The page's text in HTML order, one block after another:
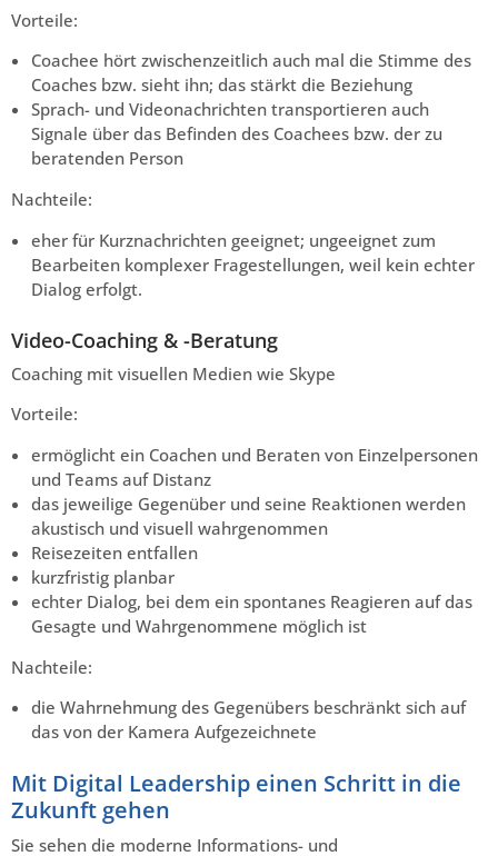
Vorteile:
Coachee hört zwischenzeitlich auch mal die Stimme des
Coaches bzw. sieht ihn; das stärkt die Beziehung
Sprach- und Videonachrichten transportieren auch
Signale über das Befinden des Coachees bzw. der zu
beratenden Person
Nachteile:
eher für Kurznachrichten geeignet; ungeeignet zum
Bearbeiten komplexer Fragestellungen, weil kein echter
Dialog erfolgt.
Video-Coaching & -Beratung
Coaching mit visuellen Medien wie Skype
Vorteile:
ermöglicht ein Coachen und Beraten von Einzelpersonen
und Teams auf Distanz
das jeweilige Gegenüber und seine Reaktionen werden
akustisch und visuell wahrgenommen
Reisezeiten entfallen
kurzfristig planbar
echter Dialog, bei dem ein spontanes Reagieren auf das
Gesagte und Wahrgenommene möglich ist
Nachteile:
die Wahrnehmung des Gegenübers beschränkt sich auf
das von der Kamera Aufgezeichnete
Mit Digital Leadership einen Schritt in die
Zukunft gehen
Sie sehen die moderne Informations- und